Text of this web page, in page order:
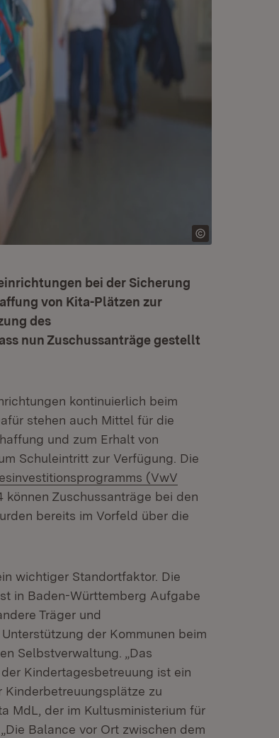
bei der Sicherung
von Kita-Plätzen zur
des
nun Zuschussanträge gestellt
kontinuierlich beim
stehen auch Mittel für die
und zum Erhalt von
Schuleintritt zur Verfügung. Die
(VwV
Zuschussanträge bei den
bereits im Vorfeld über die
wichtiger Standortfaktor. Die
in Baden-Württemberg Aufgabe
Träger und
der Kommunen beim
Selbstverwaltung. „Das
Kindertagesbetreuung ist ein
Kinderbetreuungsplätze zu
MdL, der im Kultusministerium für
Balance vor Ort zwischen dem